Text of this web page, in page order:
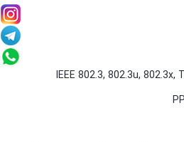
IEEE 802.3, 802.3u, 802.3x,